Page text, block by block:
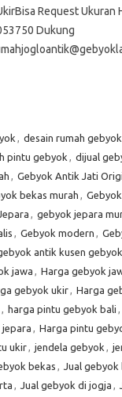
Request Ukuran
Dukung
, desain rumah
pintu gebyok , dijual
, Gebyok Antik Jati
bekas murah ,
, gebyok jepara
, Gebyok modern ,
antik kusen gebyok
jawa , Harga gebyok
gebyok ukir, Harga
, harga pintu gebyok bali ,
, Harga pintu
ukir, jendela gebyok ,
bekas , Jual gebyok
, Jual gebyok di jogja ,